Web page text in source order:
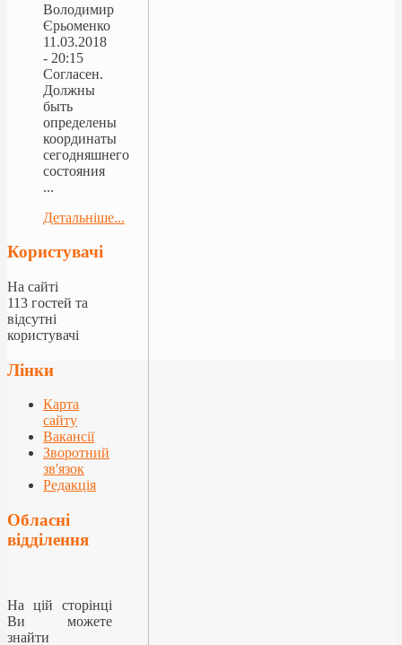
Володимир
Єрьоменко
11.03.2018
- 20:15
Согласен.
Должны
быть
определены
координаты
сегодняшнего
состояния
...
Детальніше...
Користувачі
На сайті
113 гостей та
відсутні
користувачі
Лінки
Карта
сайту
Вакансії
Зворотний
зв'язок
Редакція
Обласні
відділення
На цій сторінці
Ви можете
знайти